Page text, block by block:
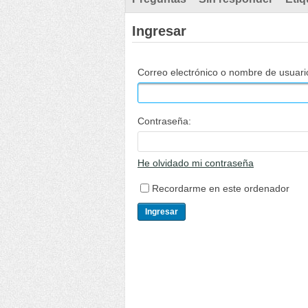
Ingresar
Correo electrónico o nombre de
Contraseña:
He olvidado mi contraseña
Recordarme en este ordenador